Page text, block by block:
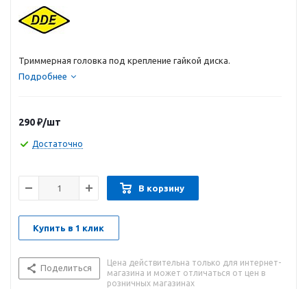
Триммерная головка под крепление гайкой диска.
Подробнее
290₽/шт
Достаточно
В корзину
Купить в 1 клик
Поделиться
Цена действительна только для интернет-
магазина и может отличаться от цен в
розничных магазинах